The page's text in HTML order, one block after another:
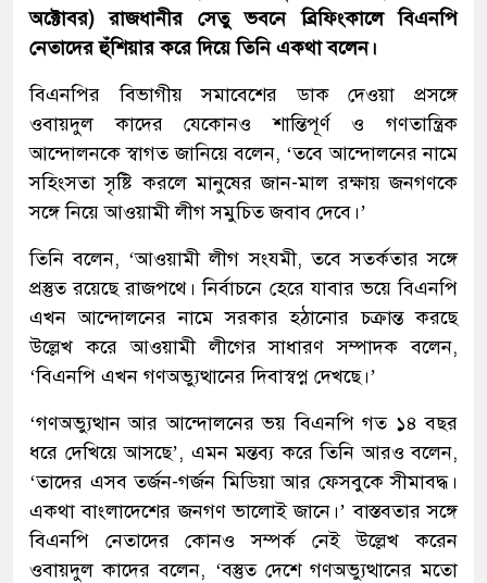
অক্টোবর) রাজধানীর সেতু ভবনে ব্রিফিংকালে বিএনপি
নেতাদের হুঁশিয়ার করে দিয়ে তিনি একথা বলেন।
বিএনপির বিভাগীয় সমাবেশের ডাক দেওয়া প্রসঙ্গে
ওবায়দুল কাদের যেকোনও শান্তিপূর্ণ ও গণতান্ত্রিক
আন্দোলনকে স্বাগত জানিয়ে বলেন, ‘তবে আন্দোলনের নামে
সহিংসতা সৃষ্টি করলে মানুষের জান-মাল রক্ষায় জনগণকে
সঙ্গে নিয়ে আওয়ামী লীগ সমুচিত জবাব দেবে।’
তিনি বলেন, ‘আওয়ামী লীগ সংযমী, তবে সতর্কতার সঙ্গে
প্রস্তুত রয়েছে রাজপথে। নির্বাচনে হেরে যাবার ভয়ে বিএনপি
এখন আন্দোলনের নামে সরকার হঠানোর চক্রান্ত করছে
উল্লেখ করে আওয়ামী লীগের সাধারণ সম্পাদক বলেন,
‘বিএনপি এখন গণঅভ্যুত্থানের দিবাস্বপ্ন দেখছে।’
‘গণঅভ্যুত্থান আর আন্দোলনের ভয় বিএনপি গত ১৪ বছর
ধরে দেখিয়ে আসছে’, এমন মন্তব্য করে তিনি আরও বলেন,
‘তাদের এসব তর্জন-গর্জন মিডিয়া আর ফেসবুকে সীমাবদ্ধ।
একথা বাংলাদেশের জনগণ ভালোই জানে।’ বাস্তবতার সঙ্গে
বিএনপি নেতাদের কোনও সম্পর্ক নেই উল্লেখ করেন
ওবায়দুল কাদের বলেন, ‘বস্তুত দেশে গণঅভ্যুত্থানের মতো